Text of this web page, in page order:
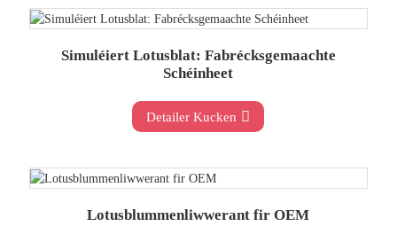
Simuléiert Lotusblat: Fabrécksgemaachte
Schéinheet
Detailer Kucken
Lotusblummenliwwerant fir OEM